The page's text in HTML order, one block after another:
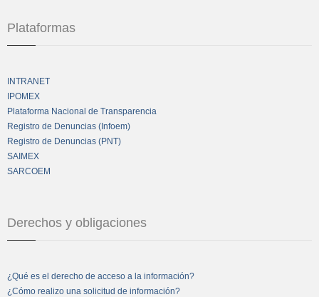
Plataformas
INTRANET
IPOMEX
Plataforma Nacional de Transparencia
Registro de Denuncias (Infoem)
Registro de Denuncias (PNT)
SAIMEX
SARCOEM
Derechos y obligaciones
¿Qué es el derecho de acceso a la información?
¿Cómo realizo una solicitud de información?